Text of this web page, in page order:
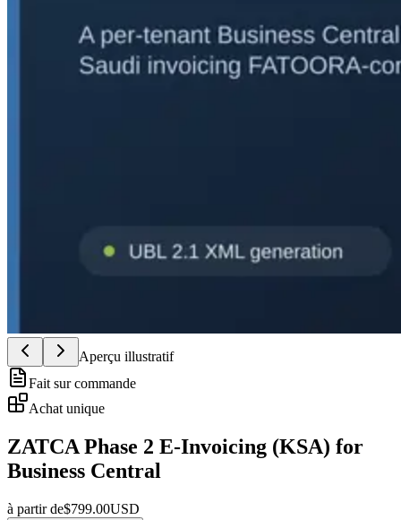
Aperçu illustratif
Fait sur commande
Achat unique
ZATCA Phase 2 E-Invoicing (KSA) for
Business Central
à partir de$799.00USD